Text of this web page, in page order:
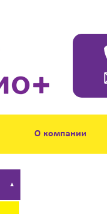
О компании
▲